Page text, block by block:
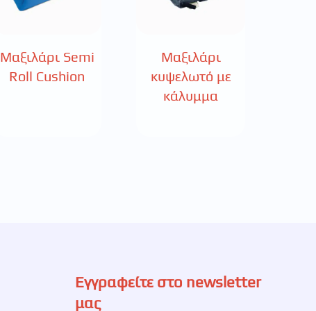
Μαξιλάρι Semi
Roll Cushion
Μαξιλάρι
κυψελωτό με
κάλυμμα
Εγγραφείτε στο newsletter
μας